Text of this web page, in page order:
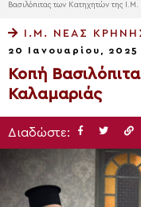
Βασιλόπιτας των Κατηχητών της
Ι.Μ. ΝΈΑΣ
20 Ιανουαρίου,
Κοπή
Καλαμαριάς
Διαδώστε: